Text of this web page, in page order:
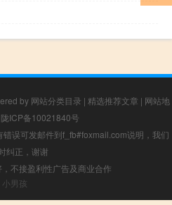
by 网站分类目录 | 精选推荐文章 | 网站地
陇ICP备10021840号
误可发邮件到f_fb#foxmail.com说明，我们
纠正，谢谢
不接盈利性广告及商业合作
小男孩